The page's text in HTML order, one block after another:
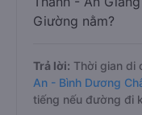
Giường nằm?
Trả lời: Thời gian di
An - Bình Dương
tiếng nếu đường đi